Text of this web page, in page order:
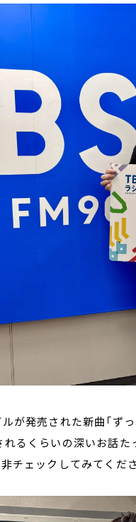
が発売された新曲「ず
れるくらいの深いお話
チェックしてみてくださ